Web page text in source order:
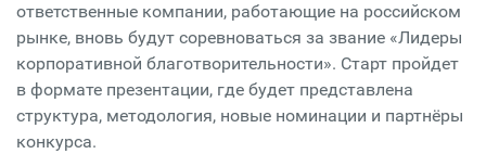
ответственные компании, работающие на российском
рынке, вновь будут соревноваться за звание «Лидеры
корпоративной благо­твори­тель­ности». Старт пройдет
в формате презентации, где будет представлена
структура, методология, новые номинации и партнёры
конкурса.